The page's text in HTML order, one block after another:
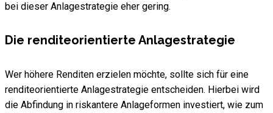
bei dieser Anlagestrategie eher gering.
Die renditeorientierte Anlagestrategie
Wer höhere Renditen erzielen möchte, sollte sich für eine
renditeorientierte Anlagestrategie entscheiden. Hierbei wird
die Abfindung in riskantere Anlageformen investiert, wie zum